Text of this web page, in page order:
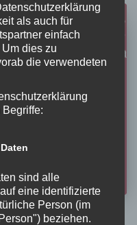
als auch für
einfach
dies zu
die verwendeten
sind alle
eine identifizierte
Person (im
beziehen.